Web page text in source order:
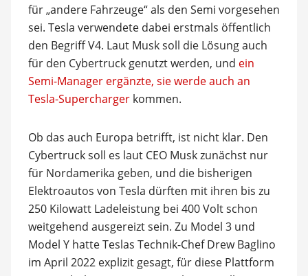
für „andere Fahrzeuge“ als den Semi vorgesehen
sei. Tesla verwendete dabei erstmals öffentlich
den Begriff V4. Laut Musk soll die Lösung auch
für den Cybertruck genutzt werden, und ein
Semi-Manager ergänzte, sie werde auch an
Tesla-Superchargerkommen.
Ob das auch Europa betrifft, ist nicht klar. Den
Cybertruck soll es laut CEO Musk zunächst nur
für Nordamerika geben, und die bisherigen
Elektroautos von Tesla dürften mit ihren bis zu
250 Kilowatt Ladeleistung bei 400 Volt schon
weitgehend ausgereizt sein. Zu Model 3 und
Model Y hatte Teslas Technik-Chef Drew Baglino
im April 2022 explizit gesagt, für diese Plattform